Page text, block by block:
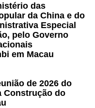
das
da China e do
Especial
pelo Governo
em Macau
de 2026 do
Construção do